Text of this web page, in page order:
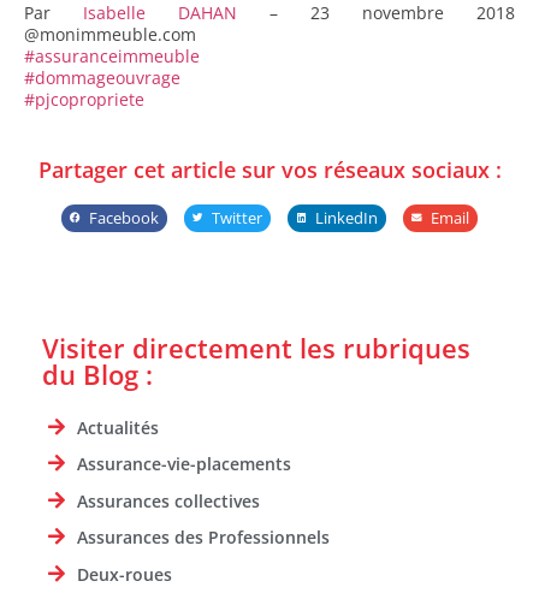
Par Isabelle DAHAN – 23 novembre 2018
@monimmeuble.com
#assuranceimmeuble
#dommageouvrage
#pjcopropriete
Partager cet article sur vos réseaux sociaux :
Facebook Twitter LinkedIn Email
Visiter directement les rubriques
du Blog :
Actualités
Assurance-vie-placements
Assurances collectives
Assurances des Professionnels
Deux-roues